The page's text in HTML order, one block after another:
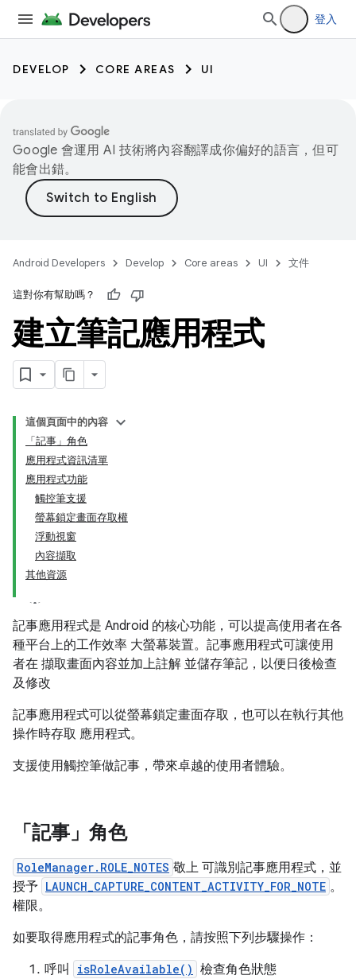
登入
DEVELOP CORE AREAS UI
Google 會運用 AI 技術將內容翻譯成你偏好的語言，但可
能會出錯。
Android Developers Develop Core areas UI 文件
這對你有幫助嗎？
建立筆記應用程式
這個頁面中的內容
「記事」角色
應用程式資訊清單
應用程式功能
觸控筆支援
螢幕鎖定畫面存取權
浮動視窗
內容擷取
其他資源
記事應用程式是 Android 的核心功能，可以提高使用者在各
種平台上的工作效率 大螢幕裝置。記事應用程式可讓使用
者在 擷取畫面內容並加上註解 並儲存筆記，以便日後檢查
及修改
記事應用程式可以從螢幕鎖定畫面存取，也可以在執行其他
操作時存取 應用程式。
支援使用觸控筆做記事，帶來卓越的使用者體驗。
「記事」角色
RoleManager.ROLE_NOTES 敬上 可識別記事應用程式，並
授予 LAUNCH_CAPTURE_CONTENT_ACTIVITY_FOR_NOTE 。
權限。
如要取得應用程式的記事角色，請按照下列步驟操作：
呼叫
isRoleAvailable() 檢查角色狀態